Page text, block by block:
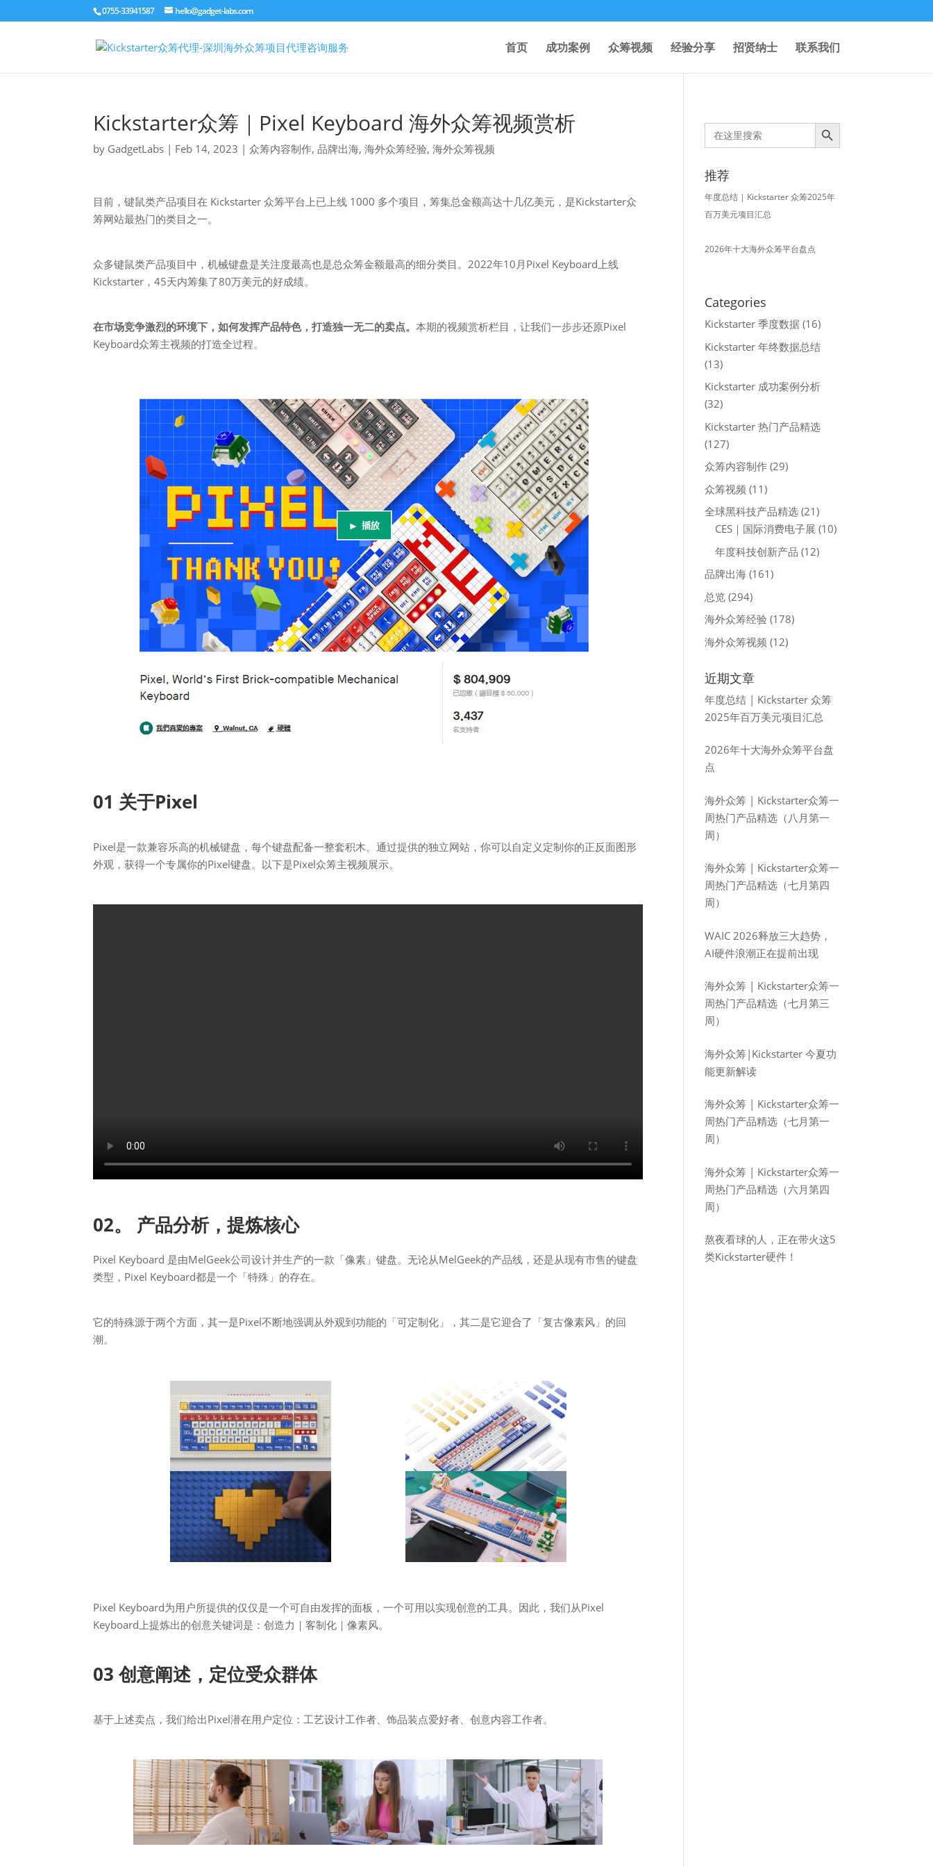
0755-33941587 hello@gadget-labs.com
首页 成功案例 众筹视频 经验分享 招贤纳士 联系我们
Kickstarter众筹｜Pixel Keyboard 海外众筹视频赏析
by GadgetLabs | Feb 14, 2023 |众筹内容制作,品牌出海,海外众筹经验,海外众筹视频
目前，键鼠类产品项目在 Kickstarter 众筹平台上已上线 1000 多个项目，筹集总金额高达十几亿美元，是Kickstarter众
筹网站最热门的类目之一。
众多键鼠类产品项目中，机械键盘是关注度最高也是总众筹金额最高的细分类目。2022年10月Pixel Keyboard上线
Kickstarter，45天内筹集了80万美元的好成绩。
在市场竞争激烈的环境下，如何发挥产品特色，打造独一无二的卖点。本期的视频赏析栏目，让我们一步步还原Pixel
Keyboard众筹主视频的打造全过程。
01 关于Pixel
Pixel是一款兼容乐高的机械键盘，每个键盘配备一整套积木。通过提供的独立网站，你可以自定义定制你的正反面图形
外观，获得一个专属你的Pixel键盘。以下是Pixel众筹主视频展示。
02。 产品分析，提炼核心
Pixel Keyboard 是由MelGeek公司设计并生产的一款「像素」键盘。无论从MelGeek的产品线，还是从现有市售的键盘
类型，Pixel Keyboard都是一个「特殊」的存在。
它的特殊源于两个方面，其一是Pixel不断地强调从外观到功能的「可定制化」，其二是它迎合了「复古像素风」的回
潮。
Pixel Keyboard为用户所提供的仅仅是一个可自由发挥的面板，一个可用以实现创意的工具。因此，我们从Pixel
Keyboard上提炼出的创意关键词是：创造力｜客制化｜像素风。
03 创意阐述，定位受众群体
基于上述卖点，我们给出Pixel潜在用户定位：工艺设计工作者、饰品装点爱好者、创意内容工作者。
Search
for:
Search Button
推荐
年度总结 | Kickstarter 众筹2025年
百万美元项目汇总
2026年十大海外众筹平台盘点
Categories
Kickstarter 季度数据 (16)
Kickstarter 年终数据总结
(13)
Kickstarter 成功案例分析
(32)
Kickstarter 热门产品精选
(127)
众筹内容制作 (29)
众筹视频 (11)
全球黑科技产品精选 (21)
CES｜国际消费电子展 (10)
年度科技创新产品 (12)
品牌出海 (161)
总览 (294)
海外众筹经验 (178)
海外众筹视频 (12)
近期文章
年度总结 | Kickstarter 众筹
2025年百万美元项目汇总
2026年十大海外众筹平台盘
点
海外众筹 | Kickstarter众筹一
周热门产品精选（八月第一
周）
海外众筹 | Kickstarter众筹一
周热门产品精选（七月第四
周）
WAIC 2026释放三大趋势，
AI硬件浪潮正在提前出现
海外众筹 | Kickstarter众筹一
周热门产品精选（七月第三
周）
海外众筹|Kickstarter 今夏功
能更新解读
海外众筹 | Kickstarter众筹一
周热门产品精选（七月第一
周）
海外众筹 | Kickstarter众筹一
周热门产品精选（六月第四
周）
熬夜看球的人，正在带火这5
类Kickstarter硬件！